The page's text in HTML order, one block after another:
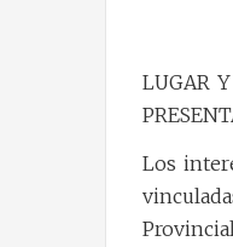
LUGAR
Los